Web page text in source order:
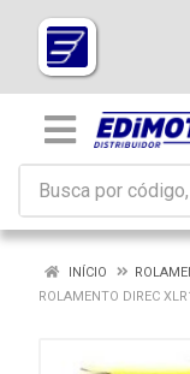
INÍCIO
ROLAMENTO DIREC